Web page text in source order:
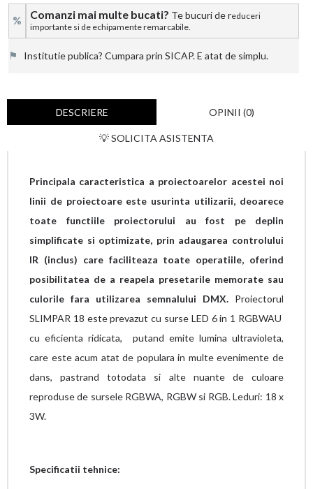
% Comanzi mai multe bucati? Te bucuri de reduceri
importante si de echipamente remarcabile.
⚑ Institutie publica? Cumpara prin SICAP. E atat de simplu.
DESCRIERE OPINII (0)
💡 SOLICITA ASISTENTA
Principala caracteristica a proiectoarelor acestei noi
linii de proiectoare este usurinta utilizarii, deoarece
toate functiile proiectorului au fost pe deplin
simplificate si optimizate, prin adaugarea controlului
IR (inclus) care faciliteaza toate operatiile, oferind
posibilitatea de a reapela presetarile memorate sau
culorile fara utilizarea semnalului DMX. Proiectorul
SLIMPAR 18 este prevazut cu surse LED 6 in 1 RGBWAU
cu eficienta ridicata, putand emite lumina ultravioleta,
care este acum atat de populara in multe evenimente de
dans, pastrand totodata si alte nuante de culoare
reproduse de sursele RGBWA, RGBW si RGB. Leduri: 18 x
3W.
Specificatii tehnice: